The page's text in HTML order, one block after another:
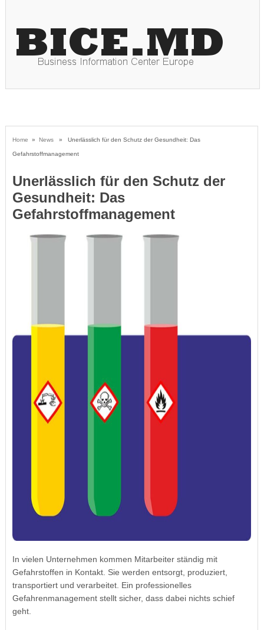
Home » News» Unerlässlich für den Schutz der Gesundheit: Das
Gefahrstoffmanagement
Unerlässlich für den Schutz der
Gesundheit: Das
Gefahrstoffmanagement
In vielen Unternehmen kommen Mitarbeiter ständig mit
Gefahrstoffen in Kontakt. Sie werden entsorgt, produziert,
transportiert und verarbeitet. Ein professionelles
Gefahrenmanagement stellt sicher, dass dabei nichts schief
geht.